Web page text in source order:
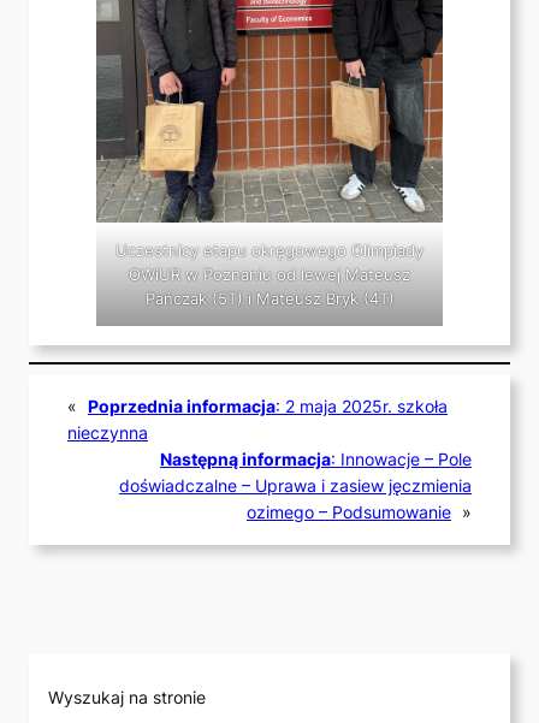
Uczestnicy etapu okręgowego Olimpiady
OWiUR w Poznaniu od lewej Mateusz
Pańczak (5T) i Mateusz Bryk (4T)
« Poprzednia informacja: 2 maja 2025r. szkoła
nieczynna
Następną informacja: Innowacje – Pole
doświadczalne – Uprawa i zasiew jęczmienia
ozimego – Podsumowanie »
Wyszukaj na stronie